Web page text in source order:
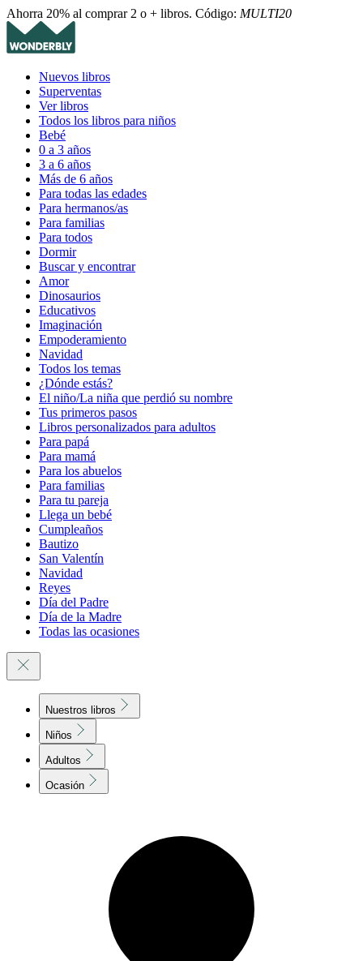
Ahorra 20% al comprar 2 o + libros. Código: MULTI20
Nuevos libros
Superventas
Ver libros
Todos los libros para niños
Bebé
0 a 3 años
3 a 6 años
Más de 6 años
Para todas las edades
Para hermanos/as
Para familias
Para todos
Dormir
Buscar y encontrar
Amor
Dinosaurios
Educativos
Imaginación
Empoderamiento
Navidad
Todos los temas
¿Dónde estás?
El niño/La niña que perdió su nombre
Tus primeros pasos
Libros personalizados para adultos
Para papá
Para mamá
Para los abuelos
Para familias
Para tu pareja
Llega un bebé
Cumpleaños
Bautizo
San Valentín
Navidad
Reyes
Día del Padre
Día de la Madre
Todas las ocasiones
Nuestros libros
Niños
Adultos
Ocasión